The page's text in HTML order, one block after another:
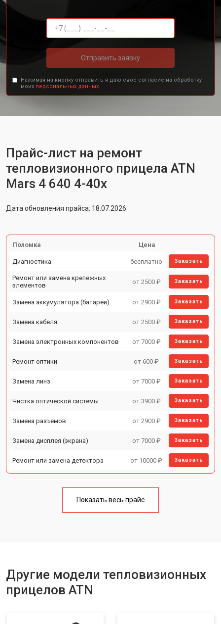
Отправить заявку
Нажимая на кнопку отправить я даю свое согласие на обработку
моих персональных данных.
Прайс-лист на ремонт
тепловизионного прицела ATN
Mars 4 640 4-40х
Дата обновления прайса: 18.07.2026
Поломка Цена
Диагностика бесплатно Заказать
Ремонт или замена крепежных
элементов
от 2500 ₽ Заказать
Замена аккумулятора (батареи) от 2900 ₽ Заказать
Замена кабеля от 2500 ₽ Заказать
Замена электронных компонентов от 7000 ₽ Заказать
Ремонт оптики от 600 ₽ Заказать
Замена линз от 7000 ₽ Заказать
Чистка оптической системы от 3900 ₽ Заказать
Замена разъемов от 2900 ₽ Заказать
Замена дисплея (экрана) от 7000 ₽ Заказать
Ремонт или замена детектора от 10000 ₽ Заказать
Показать весь прайс
Другие модели тепловизионных
прицелов ATN